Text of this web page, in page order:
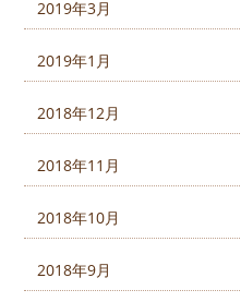
2019年3月
2019年1月
2018年12月
2018年11月
2018年10月
2018年9月